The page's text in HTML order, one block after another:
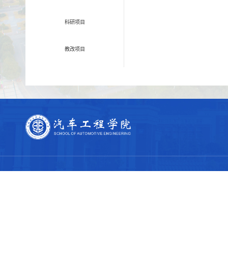
科研项目
教改项目